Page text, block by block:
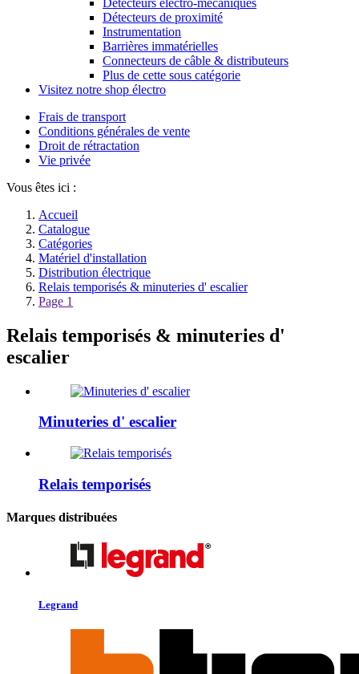
Détecteurs de proximité
Instrumentation
Barrières immatérielles
Connecteurs de câble & distributeurs
Plus de cette sous catégorie
Visitez notre shop électro
Frais de transport
Conditions générales de vente
Droit de rétractation
Vie privée
Vous êtes ici :
Accueil
Catalogue
Catégories
Matériel d'installation
Distribution électrique
Relais temporisés & minuteries d' escalier
Page 1
Relais temporisés & minuteries d'
escalier
Minuteries d' escalier
Relais temporisés
Marques distribuées
Legrand